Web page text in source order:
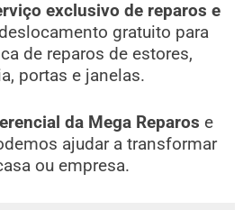
exclusivo de reparos e
deslocamento gratuito para
de reparos de estores,
portas e janelas.
da Mega Reparos e
ajudar a transformar
ou empresa.